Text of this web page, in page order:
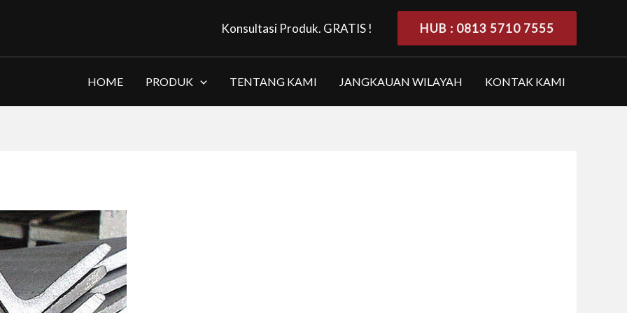
Konsultasi Produk. GRATIS ! HUB : 0813 5710 7555
HOME PRODUK TENTANG KAMI JANGKAUAN WILAYAH KONTAK KAMI